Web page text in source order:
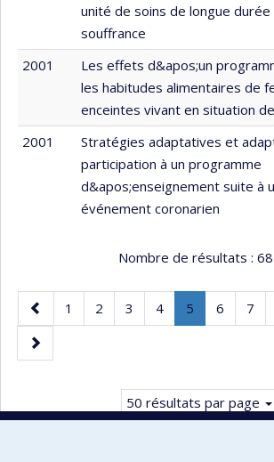
unité de soins de longue
souffrance
2001
Les effets d&apos;un
les habitudes alimentaires de
enceintes vivant en situation
2001
Stratégies adaptatives et
participation à un programme
d&apos;enseignement suite à
événement coronarien
Nombre de résultats :
Page
précédente
Page
1 Page
2 Page
3 Page
4 Page
5
Page
Page
6 7
Page
suivante
50 résultats par page